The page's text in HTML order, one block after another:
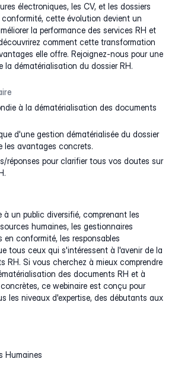
électroniques, les CV, et les dossiers
cette évolution devient un
la performance des services RH et
comment cette transformation
elle offre. Rejoignez-nous pour une
la dématérialisation du dossier RH.
à la dématérialisation des documents
d'une gestion dématérialisée du dossier
les avantages concrets.
réponses pour clarifier tous vos doutes sur
à un public diversifié, comprenant les
humaines, les gestionnaires
en conformité, les responsables
tous ceux qui s'intéressent à l'avenir de la
RH. Si vous cherchez à mieux comprendre
des documents RH et à
ce webinaire est conçu pour
les niveaux d'expertise, des débutants aux
Humaines